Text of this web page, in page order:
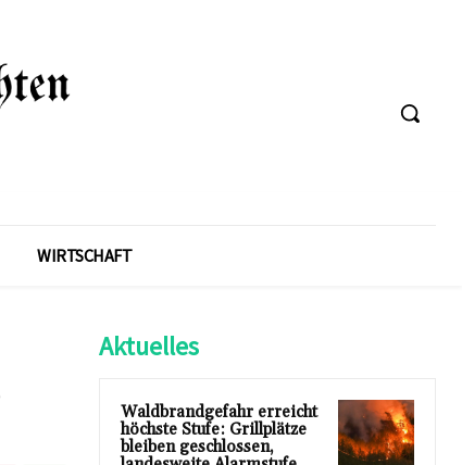
WIRTSCHAFT
Aktuelles
Waldbrandgefahr erreicht
höchste Stufe: Grillplätze
bleiben geschlossen,